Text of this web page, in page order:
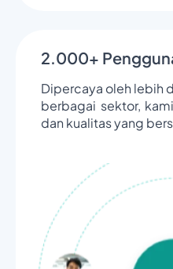
2.000+
Dipercaya oleh lebih
berbagai sektor,
dan kualitas yang